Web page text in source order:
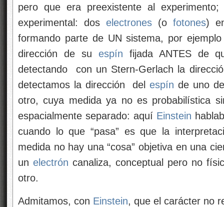
pero que era preexistente al
experimental: dos electrones (o fotones)
formando parte de UN sistema, por
dirección de su espín fijada ANTES de
detectando con un Stern-Gerlach la
detectamos la dirección delespín de uno
otro, cuya medida ya no es probabilística
espacialmente separado: aquí Einstein
cuando lo que “pasa” es que la
medida no hay una “cosa” objetiva en una
un electrón canaliza, conceptual pero no
otro.
Admitamos, con Einstein, que el carácter no